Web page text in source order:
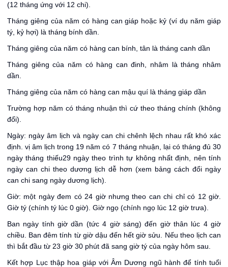
(12 tháng ứng với 12 chi).
Tháng giêng của năm có hàng can giáp hoặc kỷ (ví dụ năm giáp
tý, kỷ hợi) là tháng bính dần.
Tháng giêng của năm có hàng can bính, tân là tháng canh dần
Tháng giêng của năm có hàng can đinh, nhâm là tháng nhâm
dần.
Tháng giêng của năm có hàng can mậu quí là tháng giáp dần
Trường hợp năm có tháng nhuận thì cứ theo tháng chính (không
đổi).
Ngày: ngày âm lịch và ngày can chi chênh lệch nhau rất khó xác
định. vị âm lịch trong 19 năm có 7 tháng nhuận, lại có tháng đủ 30
ngày tháng thiếu29 ngày theo trình tự không nhất định, nên tính
ngày can chi theo dương lịch dễ hơn (xem bảng cách đổi ngày
can chi sang ngày dương lịch).
Giờ: một ngày đem có 24 giờ nhưng theo can chi chỉ có 12 giờ.
Giờ tý (chính tý lúc 0 giờ). Giờ ngọ (chính ngọ lúc 12 giờ trưa).
Ban ngày tính giờ dần (tức 4 giờ sáng) đến giờ thân lúc 4 giờ
chiều. Ban đêm tính từ giờ dậu đến hết giờ sửu. Nếu theo lịch can
thì bắt đầu từ 23 giờ 30 phút đã sang giờ tý của ngày hôm sau.
Kết hợp Lục thập hoa giáp với Âm Dương ngũ hành để tính tuổi